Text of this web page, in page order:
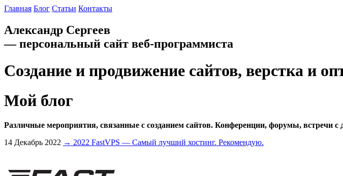
Главная Блог Статьи Контакты
Александр Сергеев
— персональный сайт веб-программиста
Создание и продвижение сайтов, верстка и
Мой блог
Различные мероприятия, связанные с созданием сайтов. Конференции, форумы, встречи с
14 Декабрь 2022 → 2022 FastVPS — Самый лучший хостинг. Рекомендую.